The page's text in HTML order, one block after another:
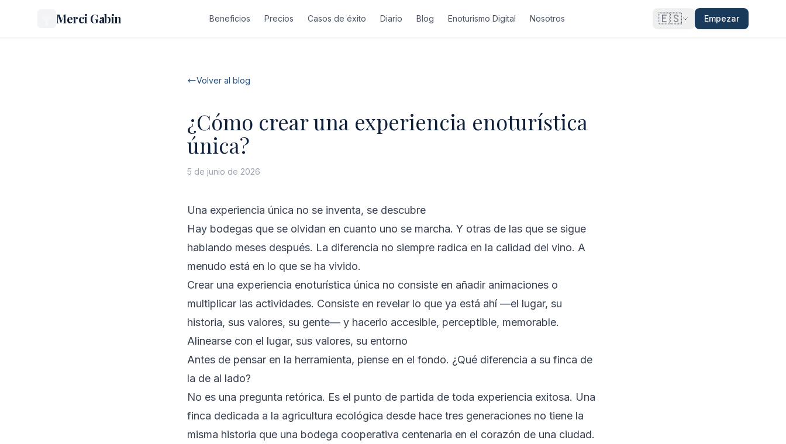
Merci Gabin Beneficios Precios Casos de éxito Diario Blog Enoturismo Digital Nosotros 🇪🇸 Empezar
Volver al blog
¿Cómo crear una experiencia enoturística
única?
5 de junio de 2026
Una experiencia única no se inventa, se descubre
Hay bodegas que se olvidan en cuanto uno se marcha. Y otras de las que se sigue
hablando meses después. La diferencia no siempre radica en la calidad del vino. A
menudo está en lo que se ha vivido.
Crear una experiencia enoturística única no consiste en añadir animaciones o
multiplicar las actividades. Consiste en revelar lo que ya está ahí —el lugar, su
historia, sus valores, su gente— y hacerlo accesible, perceptible, memorable.
Alinearse con el lugar, sus valores, su entorno
Antes de pensar en la herramienta, piense en el fondo. ¿Qué diferencia a su finca de
la de al lado?
No es una pregunta retórica. Es el punto de partida de toda experiencia exitosa. Una
finca dedicada a la agricultura ecológica desde hace tres generaciones no tiene la
misma historia que una bodega cooperativa centenaria en el corazón de una ciudad.